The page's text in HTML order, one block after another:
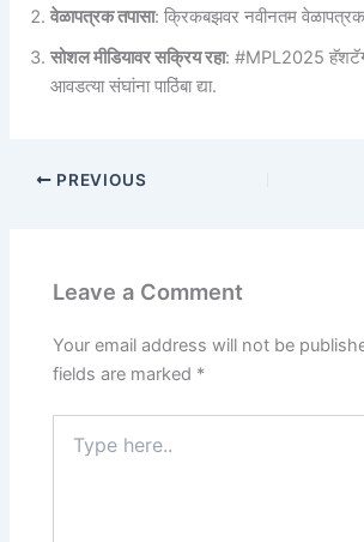
वेळापत्रक तपासा: क्रिकबझवर नवीनतम
सोशल मीडियावर सक्रिय रहा: #MPL2025
आवडत्या संघांना पाठिंबा द्या.
PREVIOUS
Leave a Comment
Your email address will not be
fields are marked *
here..